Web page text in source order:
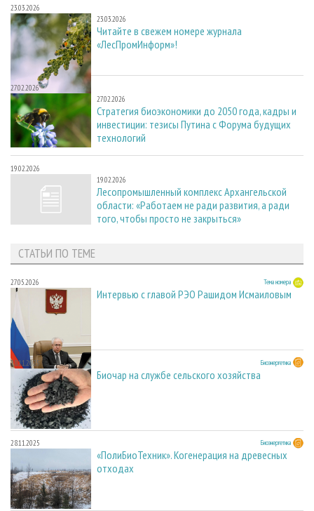
23.03.2026
23.03.2026
Читайте в свежем номере журнала
«ЛесПромИнформ»!
27.02.2026
27.02.2026
Стратегия биоэкономики до 2050 года, кадры и
инвестиции: тезисы Путина с Форума будущих
технологий
19.02.2026
19.02.2026
Лесопромышленный комплекс Архангельской
области: «Работаем не ради развития, а ради
того, чтобы просто не закрыться»
СТАТЬИ ПО ТЕМЕ
27.05.2026 Тема номера
Интервью с главой РЭО Рашидом Исмаиловым
28.11.2025 Биоэнергетика
Биочар на службе сельского хозяйства
28.11.2025 Биоэнергетика
«ПолиБиоТехник». Когенерация на древесных
отходах